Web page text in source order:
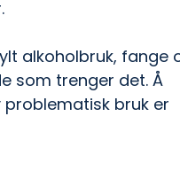
alkoholbruk, fange
som trenger det. Å
bruk er